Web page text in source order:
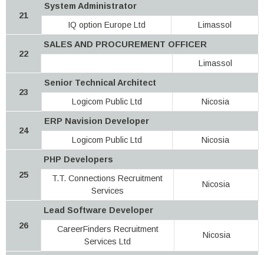
21
System Administrator
IQ option Europe Ltd
Limassol
22
SALES AND PROCUREMENT OFFICER
Limassol
23
Senior Technical Architect
Logicom Public Ltd
Nicosia
24
ERP Navision Developer
Logicom Public Ltd
Nicosia
25
PHP Developers
T.T. Connections Recruitment
Services
Nicosia
26
Lead Software Developer
CareerFinders Recruitment
Services Ltd
Nicosia